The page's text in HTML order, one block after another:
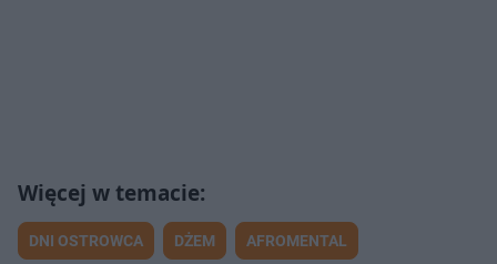
DNI OSTROWCA DŻEM AFROMENTAL